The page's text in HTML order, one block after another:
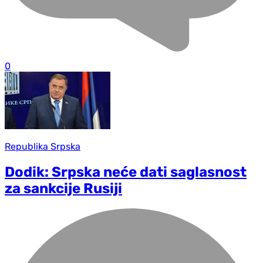
0
Republika Srpska
Dodik: Srpska neće dati saglasnost
za sankcije Rusiji